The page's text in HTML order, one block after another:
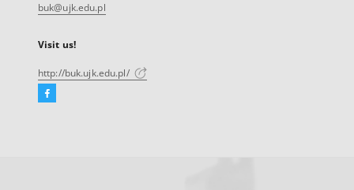
buk@ujk.edu.pl
Visit us!
http://buk.ujk.edu.pl/
Facebook